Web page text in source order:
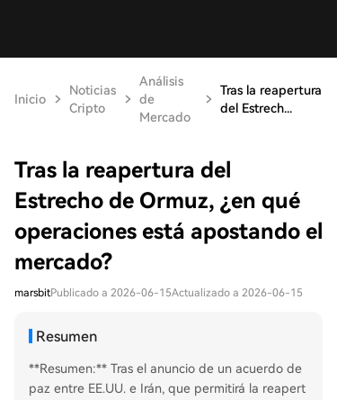
Inicio
Noticias
Cripto
Análisis
de
Mercado
Tras la reapertura
del Estrech...
Tras la reapertura del
Estrecho de Ormuz, ¿en qué
operaciones está apostando el
mercado?
marsbitPublicado a 2026-06-15Actualizado a 2026-06-15
Resumen
**Resumen:** Tras el anuncio de un acuerdo de
paz entre EE.UU. e Irán, que permitirá la reapert